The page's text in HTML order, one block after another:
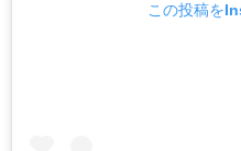
この投稿を